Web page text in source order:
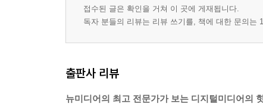
- 인터넷 라디오, 변종인가, 혁명인가?
- 소니 게임기의 홈네트워크 전략
4장 인터넷 동영상과 TV의 지각변동
- 훌루닷컴의 1차 성적표
접수된 글은 확인을 거쳐 이 곳에 게재됩니다.
독자 분들의 리뷰는 리뷰 쓰기를, 책에 대한 문의는
출판사 리뷰
뉴미디어의 최고 전문가가 보는 디지털미디어의